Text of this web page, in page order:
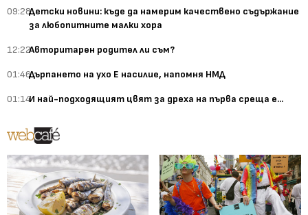
09:28Детски новини: къде да намерим качествено съдържание
за любопитните малки хора
12:22Авторитарен родител ли съм?
01:46Дърпането на ухо Е насилие, напомня НМД
01:14И най-подходящият цвят за дреха на първа среща е...